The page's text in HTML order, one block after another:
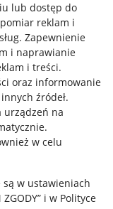
lub dostęp do
reklam i
. Zapewnienie
i naprawianie
i treści.
oraz informowanie
źródeł.
urządzeń na
.
w celu
są w ustawieniach
i w Polityce